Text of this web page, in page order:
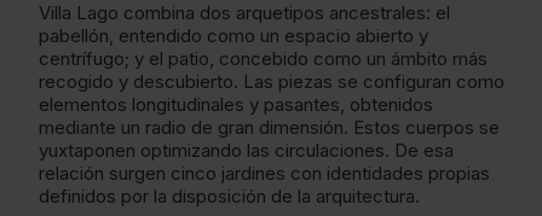
Villa Lago combina dos arquetipos ancestrales: el
pabellón, entendido como un espacio abierto y
centrífugo; y el patio, concebido como un ámbito más
recogido y descubierto. Las piezas se configuran como
elementos longitudinales y pasantes, obtenidos
mediante un radio de gran dimensión. Estos cuerpos se
yuxtaponen optimizando las circulaciones. De esa
relación surgen cinco jardines con identidades propias
definidos por la disposición de la arquitectura.